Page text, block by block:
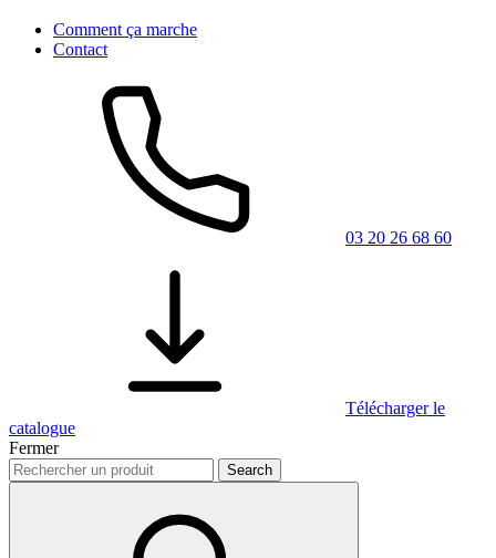
Comment ça marche
Contact
03 20 26 68 60
Télécharger le
catalogue
Fermer